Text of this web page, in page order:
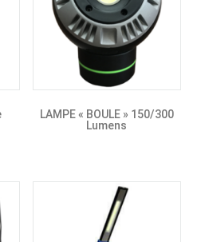
LAMPE « BOULE » 150/300
Lumens